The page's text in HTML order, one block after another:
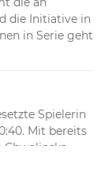
die Initiative in
in Serie geht
Spielerin
Mit bereits